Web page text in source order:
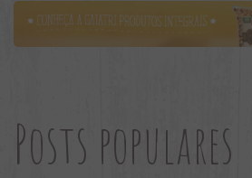
Posts populares